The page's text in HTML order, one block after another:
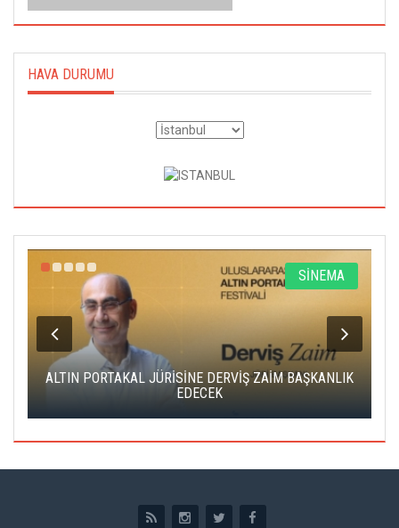
HAVA DURUMU
SİNEMA
ALTIN PORTAKAL JÜRİSİNE DERVİŞ ZAİM BAŞKANLIK
EDECEK